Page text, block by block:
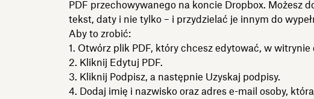
PDF przechowywanego na koncie Dropbox. Możesz
tekst, daty i nie tylko – i przydzielać je innym do
Aby to zrobić:
1. Otwórz plik PDF, który chcesz edytować, w witrynie
2. Kliknij Edytuj PDF.
3. Kliknij Podpisz, a następnie Uzyskaj podpisy.
4. Dodaj imię i nazwisko oraz adres e-mail osoby,